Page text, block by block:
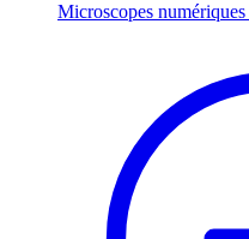
Microscopes numériques